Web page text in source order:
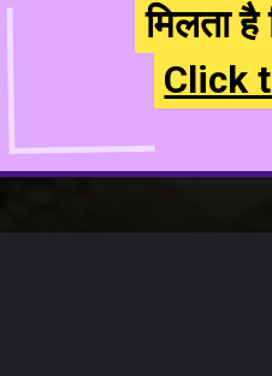
मिलता
Click
मिलता
Click